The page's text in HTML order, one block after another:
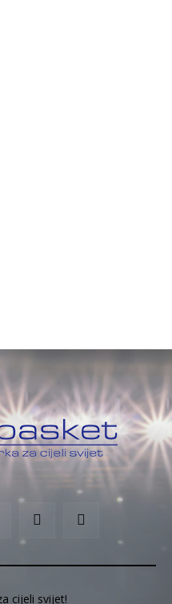
cijeli svijet!